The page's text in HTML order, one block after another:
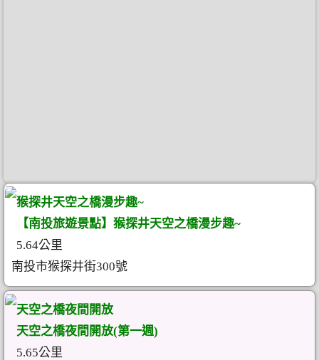
猴探井天空之橋漫步趣~
【南投旅遊景點】猴探井天空之橋漫步趣~
5.64公里
南投市猴探井街300號
天空之橋夜間開放
天空之橋夜間開放(第一週)
5.65公里